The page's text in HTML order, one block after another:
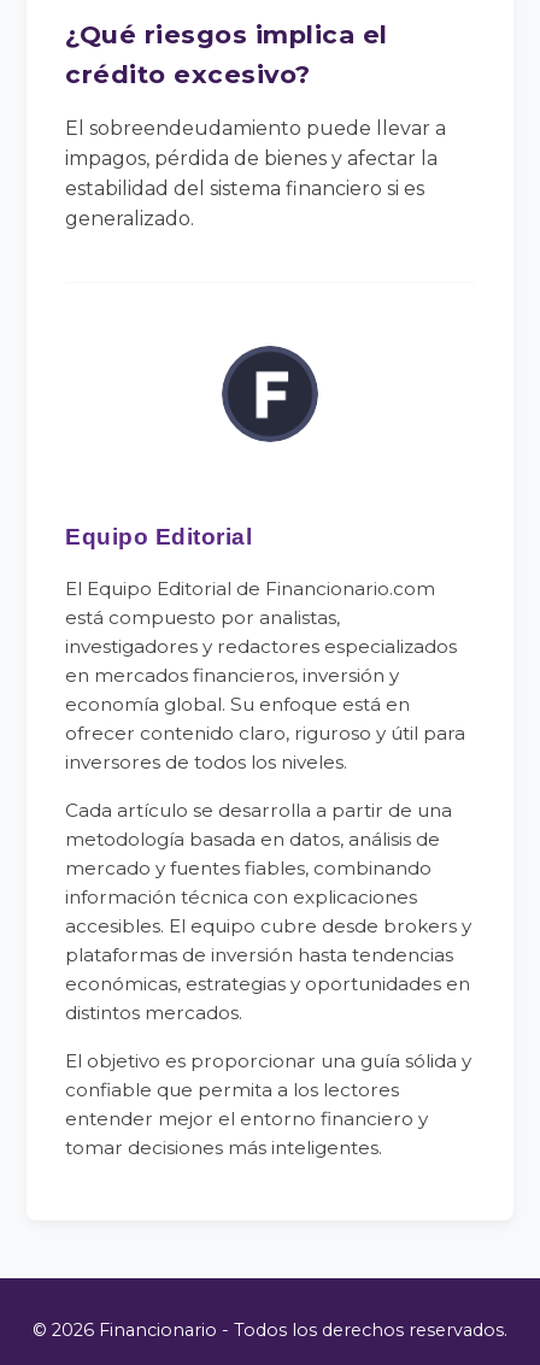
¿Qué riesgos implica el
crédito excesivo?
El sobreendeudamiento puede llevar a
impagos, pérdida de bienes y afectar la
estabilidad del sistema financiero si es
generalizado.
Equipo Editorial
El Equipo Editorial de Financionario.com
está compuesto por analistas,
investigadores y redactores especializados
en mercados financieros, inversión y
economía global. Su enfoque está en
ofrecer contenido claro, riguroso y útil para
inversores de todos los niveles.
Cada artículo se desarrolla a partir de una
metodología basada en datos, análisis de
mercado y fuentes fiables, combinando
información técnica con explicaciones
accesibles. El equipo cubre desde brokers y
plataformas de inversión hasta tendencias
económicas, estrategias y oportunidades en
distintos mercados.
El objetivo es proporcionar una guía sólida y
confiable que permita a los lectores
entender mejor el entorno financiero y
tomar decisiones más inteligentes.
© 2026 Financionario - Todos los derechos reservados.